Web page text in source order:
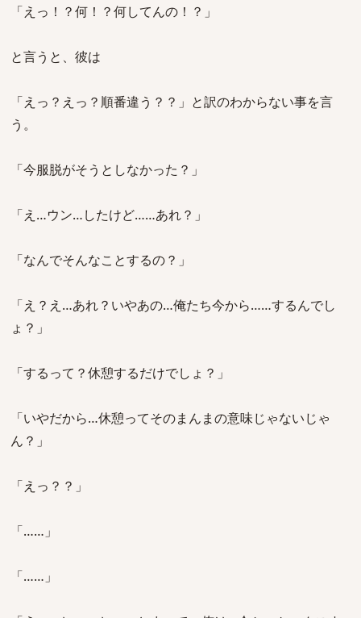
「えっ！？何！？何してんの！？」
と言うと、彼は
「えっ？えっ？順番違う？？」と訳のわからない事を言
う。
「今服脱がそうとしなかった？」
「え…ウン…したけど……あれ？」
「なんでそんなことするの？」
「え？え…あれ？いやあの…俺たち今から……するんでし
ょ？」
「するって？休憩するだけでしょ？」
「いやだから…休憩ってそのまんまの意味じゃないじゃ
ん？」
「えっ？？」
「……」
「……」